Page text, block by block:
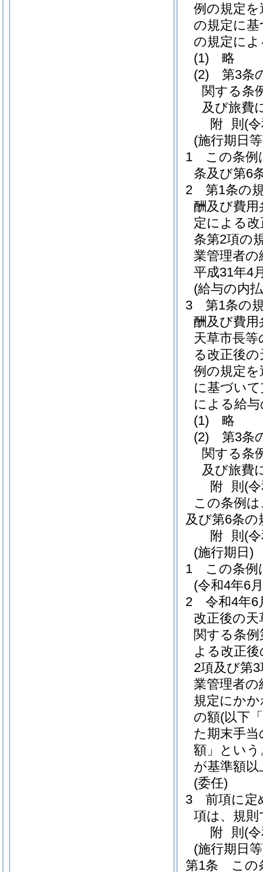
例の規定
の規定に
の規定に
(1)
略
(2)
第3条
関する条
及び旅費
附 則 (
(施行期日
1
この条例
条及び第6
2
第1条の
酬及び費用
定による
条第2項の
業管理者の
平成31年4
(給与の内
3
第1条の
酬及び費
天草市長
る改正後
例の規定
に基づい
による給
(1)
略
(2)
第3条
関する条
及び旅費
附 則 (
この条例
及び第6条の
附 則 (
(施行期日)
1
この条例
(令和4年6
2
令和4年
改正後の
関する条
よる改正
2項及び第
業管理者の
規定にか
の額(以下
た期末手
額」という
が基準額
(委任)
3
前項に定
項は、規
附 則 (
(施行期日
第1条
この